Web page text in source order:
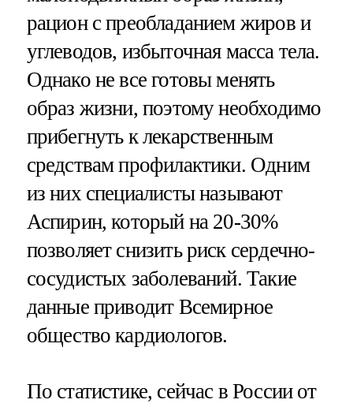
рацион с преобладанием жиров и
углеводов, избыточная масса тела.
Однако не все готовы менять
образ жизни, поэтому необходимо
прибегнуть к лекарственным
средствам профилактики. Одним
из них специалисты называют
Аспирин, который на 20-30%
позволяет снизить риск сердечно-
сосудистых заболеваний. Такие
данные приводит Всемирное
общество кардиологов.
По статистике, сейчас в России от